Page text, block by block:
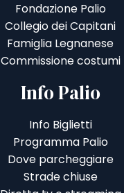
Fondazione Palio
Collegio dei Capitani
Famiglia Legnanese
Commissione costumi
Info Palio
Info Biglietti
Programma Palio
Dove parcheggiare
Strade chiuse